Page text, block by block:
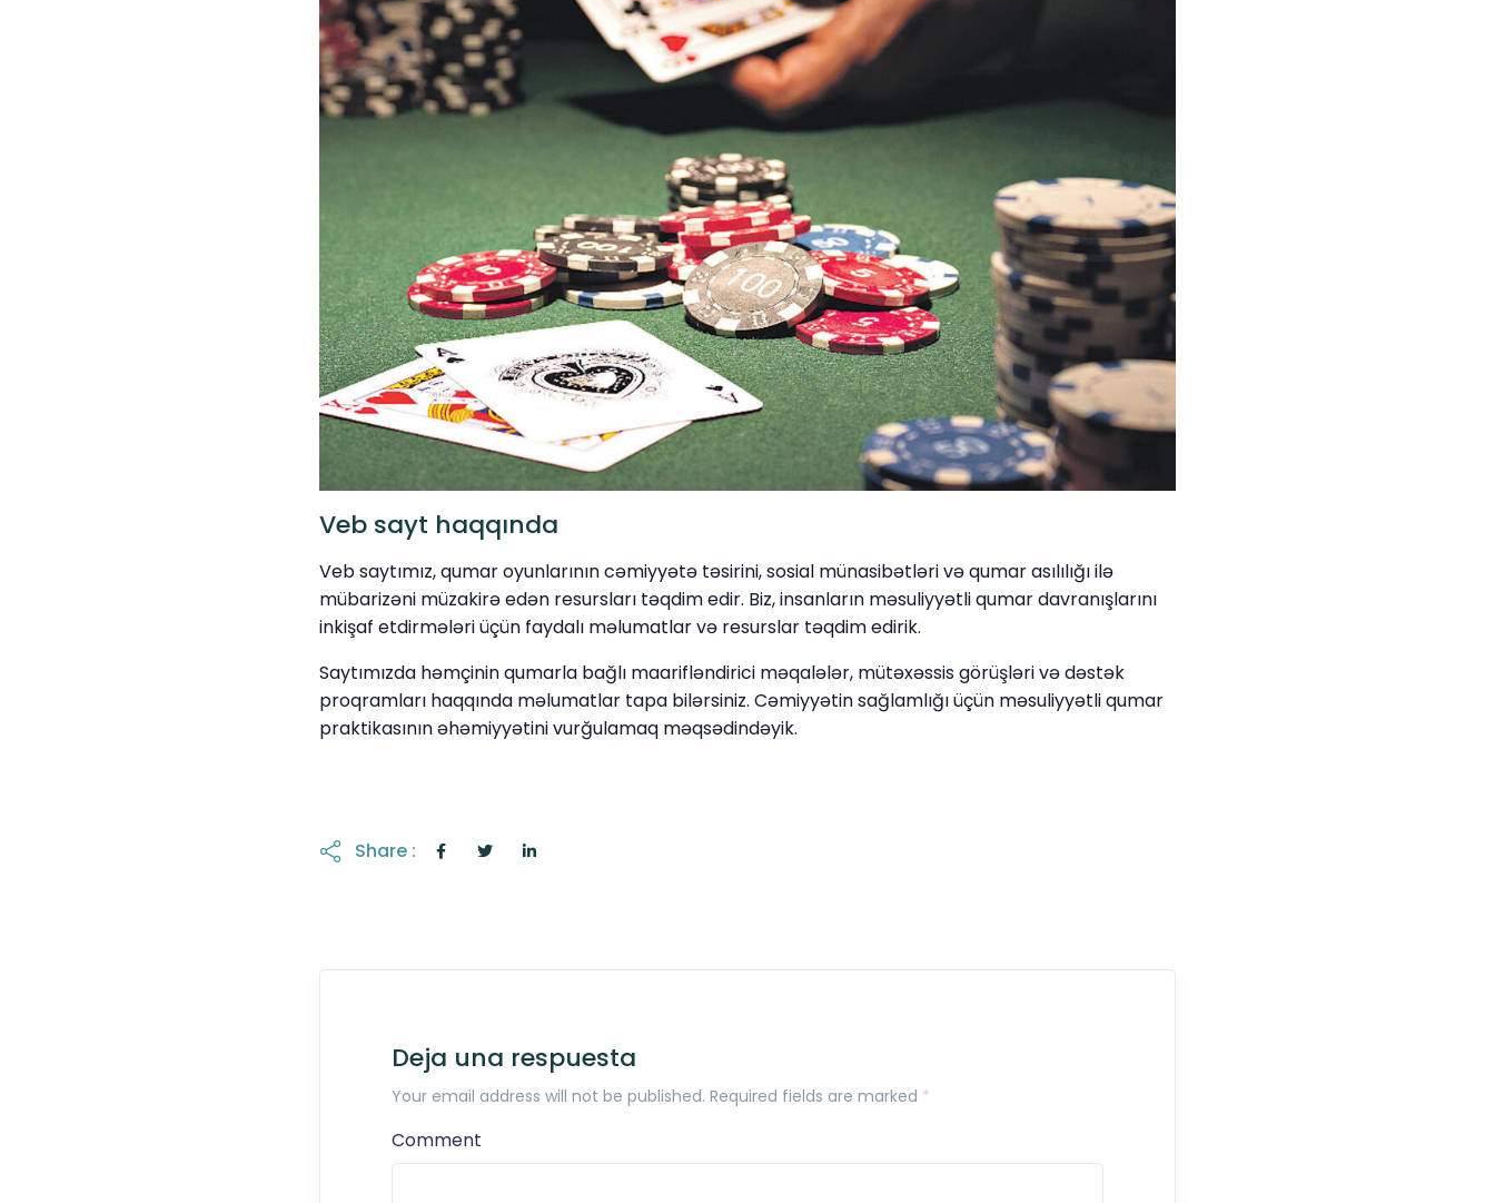
Veb sayt haqqında
Veb saytımız, qumar oyunlarının cəmiyyətə təsirini, sosial münasibətləri və qumar asılılığı ilə
mübarizəni müzakirə edən resursları təqdim edir. Biz, insanların məsuliyyətli qumar davranışlarını
inkişaf etdirmələri üçün faydalı məlumatlar və resurslar təqdim edirik.
Saytımızda həmçinin qumarla bağlı maarifləndirici məqalələr, mütəxəssis görüşləri və dəstək
proqramları haqqında məlumatlar tapa bilərsiniz. Cəmiyyətin sağlamlığı üçün məsuliyyətli qumar
praktikasının əhəmiyyətini vurğulamaq məqsədindəyik.
Share :
Deja una respuesta
Your email address will not be published. Required fields are marked *
Comment